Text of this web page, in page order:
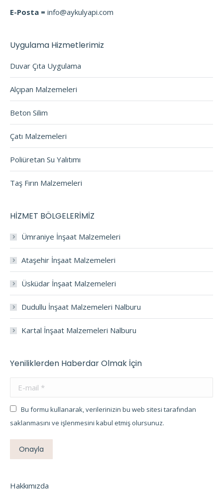
E-Posta = info@aykulyapi.com
Uygulama Hizmetlerimiz
Duvar Çıta Uygulama
Alçıpan Malzemeleri
Beton Silim
Çatı Malzemeleri
Poliüretan Su Yalıtımı
Taş Fırın Malzemeleri
HİZMET BÖLGELERİMİZ
Ümraniye İnşaat Malzemeleri
Ataşehir İnşaat Malzemeleri
Üsküdar İnşaat Malzemeleri
Dudullu İnşaat Malzemeleri Nalburu
Kartal İnşaat Malzemeleri Nalburu
Yeniliklerden Haberdar Olmak İçin
E-mail *
Bu formu kullanarak, verilerinizin bu web sitesi tarafından
saklanmasını ve işlenmesini kabul etmiş olursunuz.
Onayla
Hakkımızda